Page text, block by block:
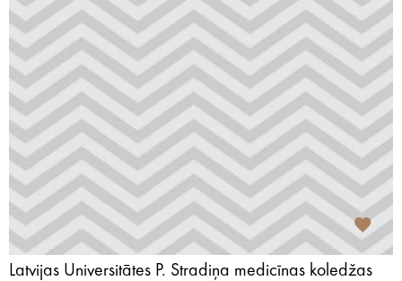
Latvijas Universitātes P. Stradiņa medicīnas koledžas